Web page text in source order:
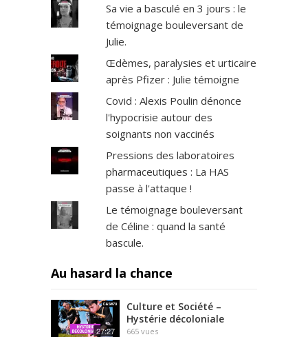
Sa vie a basculé en 3 jours : le
témoignage bouleversant de
Julie.
Œdèmes, paralysies et urticaire
après Pfizer : Julie témoigne
Covid : Alexis Poulin dénonce
l'hypocrisie autour des
soignants non vaccinés
Pressions des laboratoires
pharmaceutiques : La HAS
passe à l'attaque !
Le témoignage bouleversant
de Céline : quand la santé
bascule.
Au hasard la chance
27:27
Culture et Société –
Hystérie décoloniale
665 vues